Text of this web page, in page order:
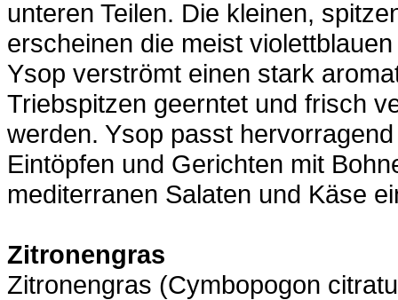
unteren Teilen. Die kleinen,
erscheinen die meist
Ysop verströmt einen stark
Triebspitzen geerntet und frisch
werden. Ysop passt
Eintöpfen und Gerichten mit
mediterranen Salaten und Käse
Zitronengras
Zitronengras (Cymbopogon